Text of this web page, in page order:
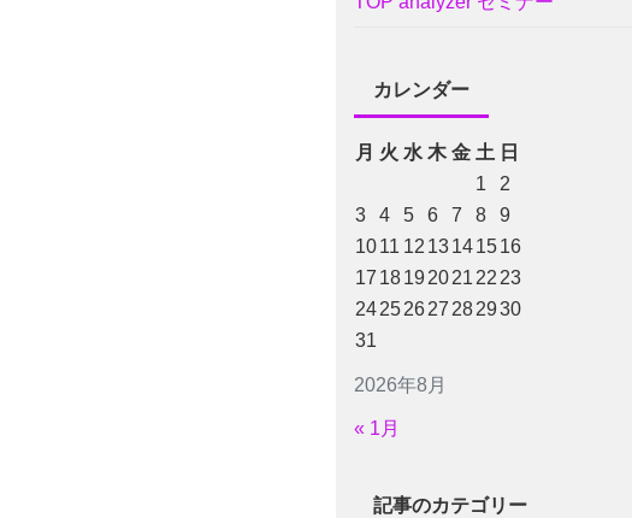
カレンダー
2026年8月
月 火 水 木 金 土 日
1
2
3
4 5 6 7 8
9
1011 12 13141516
17 181920212223
24252627282930
31
« 1月
記事のカテゴリー